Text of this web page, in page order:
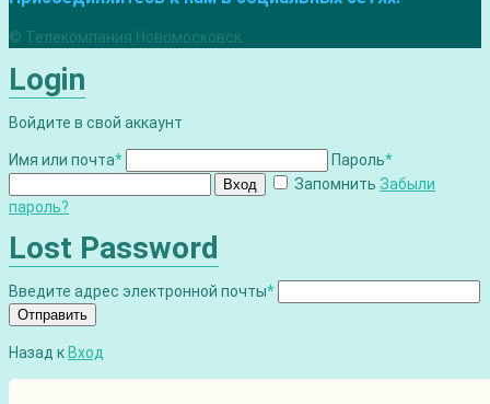
© Телекомпания Новомосковск.
Login
Войдите в свой аккаунт
Имя или почта* Пароль*
Вход Запомнить Забыли
пароль?
Lost Password
Введите адрес электронной почты*
Отправить
Назад к Вход